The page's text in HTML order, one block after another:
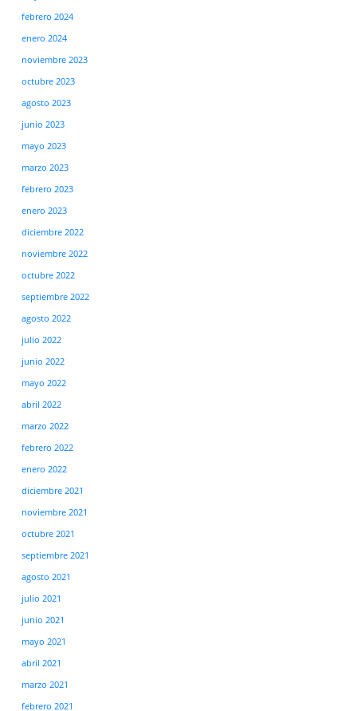
febrero 2024
enero 2024
noviembre 2023
octubre 2023
agosto 2023
junio 2023
mayo 2023
marzo 2023
febrero 2023
enero 2023
diciembre 2022
noviembre 2022
octubre 2022
septiembre 2022
agosto 2022
julio 2022
junio 2022
mayo 2022
abril 2022
marzo 2022
febrero 2022
enero 2022
diciembre 2021
noviembre 2021
octubre 2021
septiembre 2021
agosto 2021
julio 2021
junio 2021
mayo 2021
abril 2021
marzo 2021
febrero 2021